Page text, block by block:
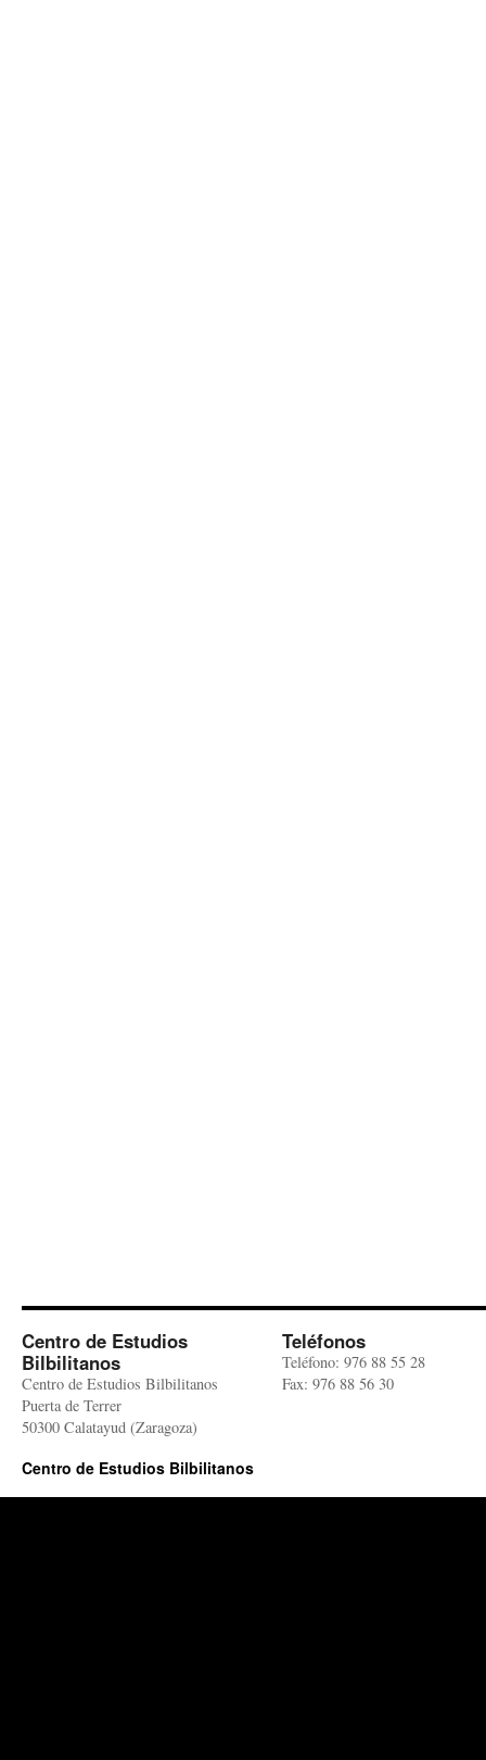
Centro de Estudios
Bilbilitanos
Centro de Estudios Bilbilitanos
Puerta de Terrer
50300 Calatayud (Zaragoza)
Teléfonos
Teléfono: 976 88 55 28
Fax: 976 88 56 30
Centro de Estudios Bilbilitanos